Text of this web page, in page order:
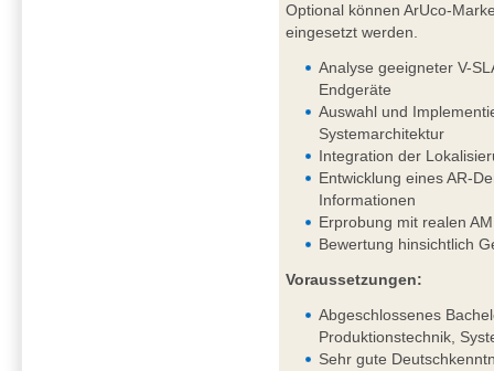
Optional können ArUco-
eingesetzt werden.
Analyse geeigneter V-
Endgeräte
Auswahl und
Systemarchitektur
Integration der
Entwicklung eines AR-
Informationen
Erprobung mit realen
Bewertung hinsichtlich
Voraussetzungen:
Abgeschlossenes
Produktionstechnik,
Sehr gute